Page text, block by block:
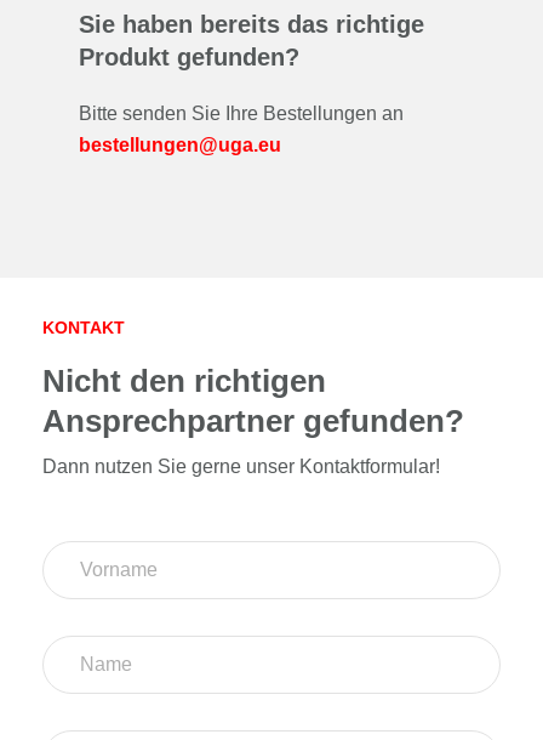
Sie haben bereits das richtige
Produkt gefunden?
Bitte senden Sie Ihre Bestellungen an
bestellungen@uga.eu
KONTAKT
Nicht den richtigen
Ansprechpartner gefunden?
Dann nutzen Sie gerne unser Kontaktformular!